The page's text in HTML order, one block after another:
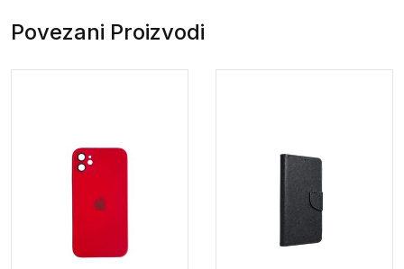
Povezani Proizvodi